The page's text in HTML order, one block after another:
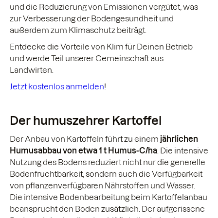
und die Reduzierung von Emissionen vergütet, was
zur Verbesserung der Bodengesundheit und
außerdem zum Klimaschutz beiträgt.
Entdecke die Vorteile von Klim für Deinen Betrieb
und werde Teil unserer Gemeinschaft aus
Landwirten.
Jetzt kostenlos anmelden!
Der humuszehrer Kartoffel
Der Anbau von Kartoffeln führt zu einem jährlichen
Humusabbau von etwa 1 t Humus-C/ha . Die intensive
Nutzung des Bodens reduziert nicht nur die generelle
Bodenfruchtbarkeit, sondern auch die Verfügbarkeit
von pflanzenverfügbaren Nährstoffen und Wasser.
Die intensive Bodenbearbeitung beim Kartoffelanbau
beansprucht den Boden zusätzlich. Der aufgerissene